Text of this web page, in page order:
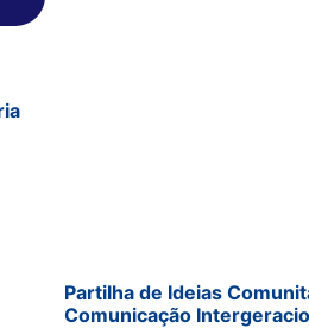
Partilha de Ideias
Comunicação